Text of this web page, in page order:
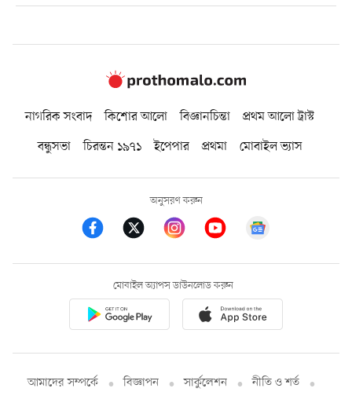
নাগরিক সংবাদ কিশোর আলো বিজ্ঞানচিন্তা
প্রথম আলো ট্রাস্ট
বন্ধুসভা
চিরন্তন ১৯৭১ ইপেপার প্রথমা মোবাইল ভ্যাস
অনুসরণ করুন
মোবাইল অ্যাপস ডাউনলোড করুন
আমাদের সম্পর্কে বিজ্ঞাপন সার্কুলেশন নীতি ও শর্ত